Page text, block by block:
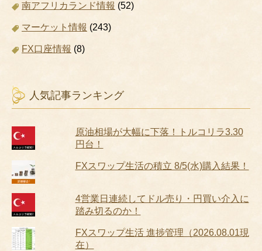
南アフリカランド情報 (52)
マーケット情報 (243)
FX口座情報 (8)
人気記事ランキング
原油相場が大幅に下落！トルコリラ3.30
円台！
FXスワップ生活の積立 8/5(水)購入結果！
4営業日連続してドル売り・円買い介入に
踏み切るのか！
FXスワップ生活 進捗管理（2026.08.01現
在）